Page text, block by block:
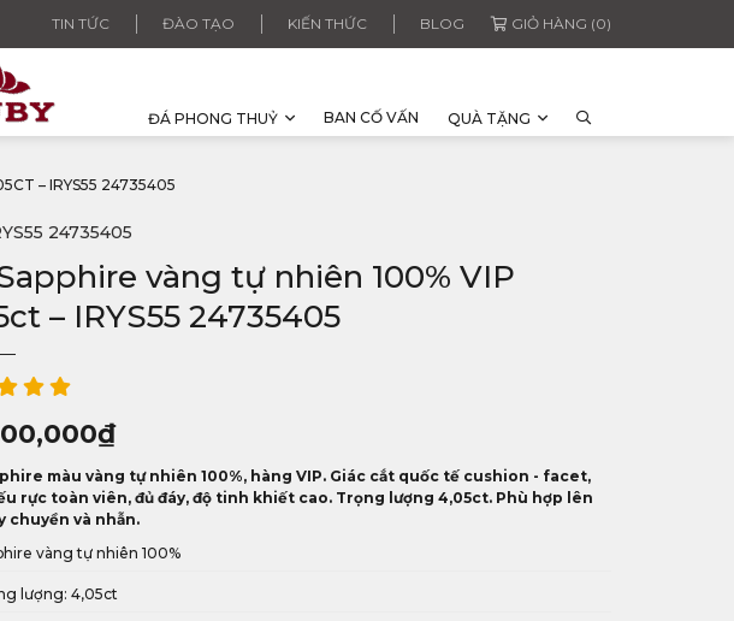
TIN TỨC ĐÀO TẠO KIẾN THỨC BLOG GIỎ HÀNG (0)
ĐÁ PHONG THUỶ BAN CỐ VẤN QUÀ TẶNG
– IRYS55 24735405
24735405
vàng tự nhiên 100% VIP
– IRYS55 24735405
₫
màu vàng tự nhiên 100%, hàng VIP. Giác cắt quốc tế cushion - facet,
rực toàn viên, đủ đáy, độ tinh khiết cao. Trọng lượng 4,05ct. Phù hợp lên
chuyền và nhẫn.
vàng tự nhiên 100%
lượng: 4,05ct